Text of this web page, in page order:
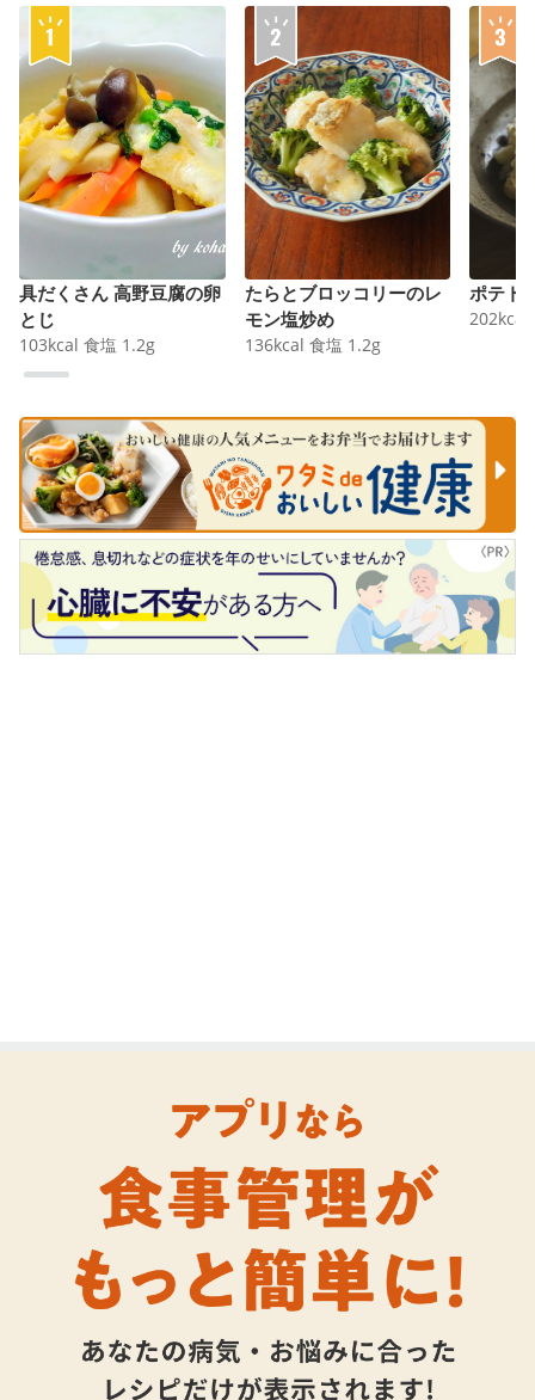
具だくさん 高野豆腐の卵
とじ
103kcal 食塩 1.2g
たらとブロッコリーのレ
モン塩炒め
136kcal 食塩 1.2g
ポテト
202kcal